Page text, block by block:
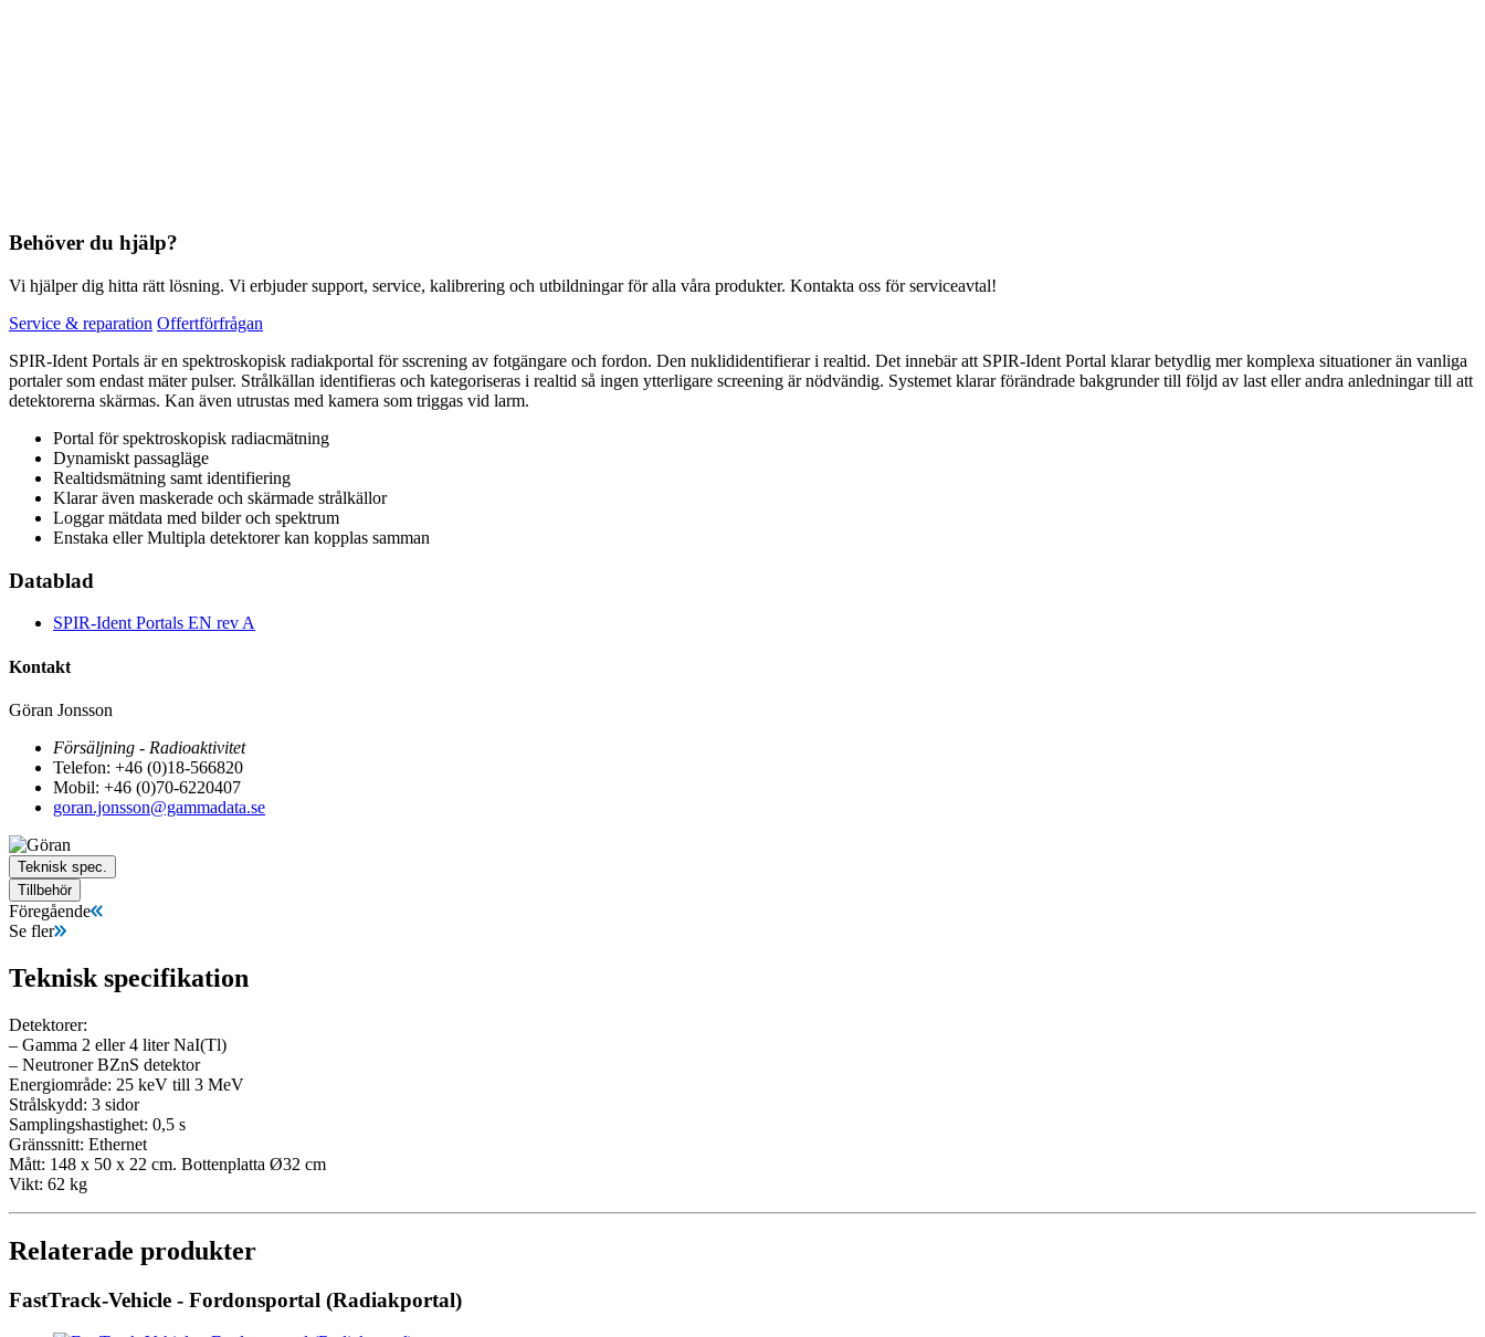
Behöver du hjälp?
Vi hjälper dig hitta rätt lösning. Vi erbjuder support, service, kalibrering och utbildningar för alla våra produkter. Kontakta oss för serviceavtal!
Service & reparation Offertförfrågan
SPIR-Ident Portals är en spektroskopisk radiakportal för sscrening av fotgängare och fordon. Den nuklididentifierar i realtid. Det innebär att SPIR-Ident Portal klarar betydlig mer komplexa situationer än vanliga
portaler som endast mäter pulser. Strålkällan identifieras och kategoriseras i realtid så ingen ytterligare screening är nödvändig. Systemet klarar förändrade bakgrunder till följd av last eller andra anledningar till att
detektorerna skärmas. Kan även utrustas med kamera som triggas vid larm.
Portal för spektroskopisk radiacmätning
Dynamiskt passagläge
Realtidsmätning samt identifiering
Klarar även maskerade och skärmade strålkällor
Loggar mätdata med bilder och spektrum
Enstaka eller Multipla detektorer kan kopplas samman
Datablad
SPIR-Ident Portals EN rev A
Kontakt
Göran Jonsson
Försäljning - Radioaktivitet
Telefon: +46 (0)18-566820
Mobil: +46 (0)70-6220407
goran.jonsson@gammadata.se
Teknisk spec.
Tillbehör
Föregående
Se fler
Teknisk specifikation
Detektorer:
– Gamma 2 eller 4 liter NaI(Tl)
– Neutroner BZnS detektor
Energiområde: 25 keV till 3 MeV
Strålskydd: 3 sidor
Samplingshastighet: 0,5 s
Gränssnitt: Ethernet
Mått: 148 x 50 x 22 cm. Bottenplatta Ø32 cm
Vikt: 62 kg
Relaterade produkter
FastTrack-Vehicle - Fordonsportal (Radiakportal)